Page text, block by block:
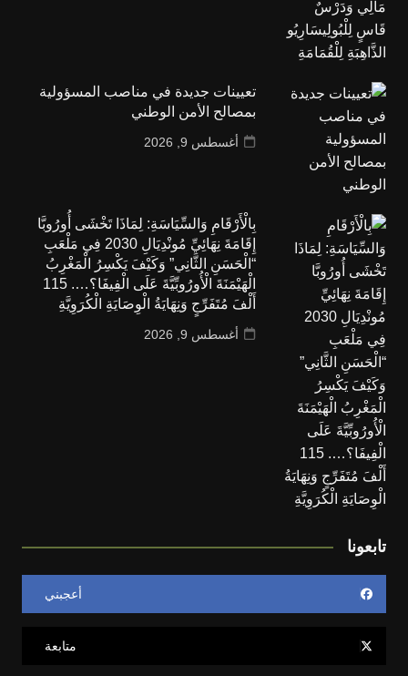
تعيينات جديدة في مناصب المسؤولية
بمصالح الأمن الوطني
أغسطس 9, 2026
بِالْأَرْقَامِ وَالسِّيَاسَةِ: لِمَاذَا تَخْشَى أُورُوبَّا
إِقَامَةَ نِهَائِيِّ مُونْدِيَالِ 2030 فِي مَلْعَبِ
“الْحَسَنِ الثَّانِي” وَكَيْفَ يَكْسِرُ الْمَغْرِبُ
الْهَيْمَنَةَ الْأُورُوبِّيَّةَ عَلَى الْفِيفَا؟…. 115
أَلْفَ مُتَفَرِّجٍ وَنِهَايَةُ الْوِصَايَةِ الْكُرَوِيَّةِ
أغسطس 9, 2026
تابعونا
أعجبني
متابعة